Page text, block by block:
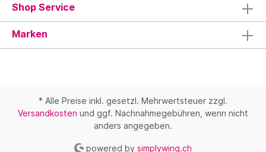
Shop Service
Marken
* Alle Preise inkl. gesetzl. Mehrwertsteuer zzgl.
Versandkosten und ggf. Nachnahmegebühren, wenn nicht
anders angegeben.
powered bysimplywing.ch